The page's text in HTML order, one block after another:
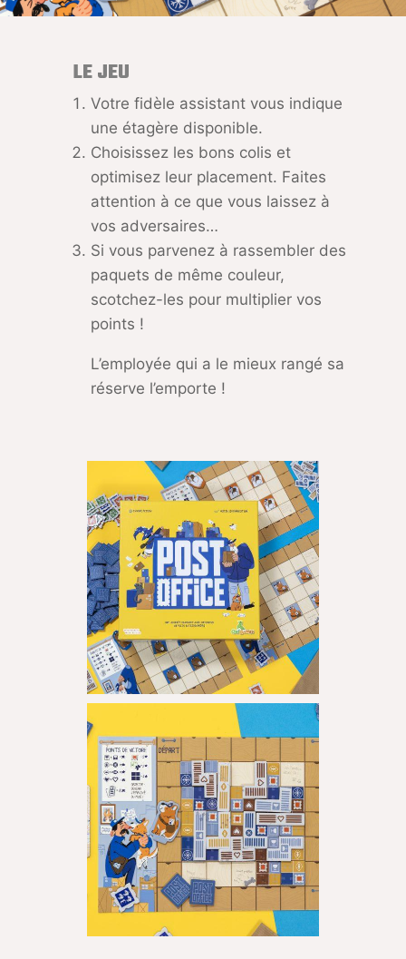
LE JEU
Votre fidèle assistant vous indique
une étagère disponible.
Choisissez les bons colis et
optimisez leur placement. Faites
attention à ce que vous laissez à
vos adversaires…
Si vous parvenez à rassembler des
paquets de même couleur,
scotchez-les pour multiplier vos
points !
L’employée qui a le mieux rangé sa
réserve l’emporte !